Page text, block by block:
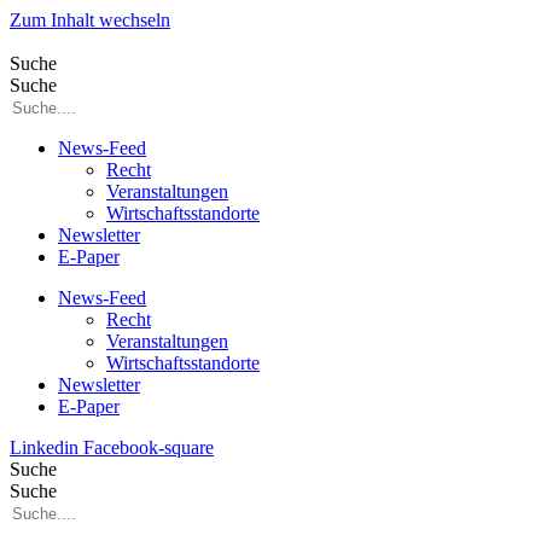
Zum Inhalt wechseln
Suche
Suche
News-Feed
Recht
Veranstaltungen
Wirtschaftsstandorte
Newsletter
E-Paper
News-Feed
Recht
Veranstaltungen
Wirtschaftsstandorte
Newsletter
E-Paper
Linkedin Facebook-square
Suche
Suche